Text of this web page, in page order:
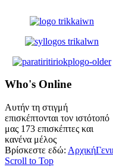
Who's Online
Αυτήν τη στιγμή
επισκέπτονται τον ιστότοπό
μας 173 επισκέπτες και
κανένα μέλος
Βρίσκεστε εδώ: Αρχική
Scroll to Top